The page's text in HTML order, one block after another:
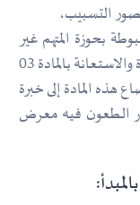
التسبيب،
بحوزة المتهم غير
مصنفة ضمن المواد المؤثرة عقليا ودون الإشارة والاستعانة بالمادة 03
12/25 ودون إخضاع هذه المادة إلى خبرة
الطعون فيه معرض